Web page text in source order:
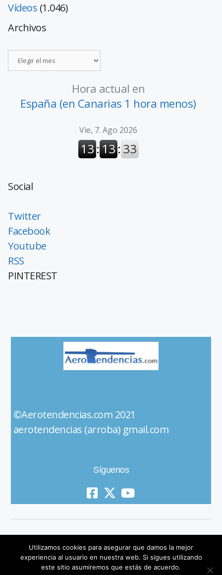
Vídeos (1.046)
Archivos
Hora actual en
España (en Canarias 1 hora menos)
Social
Twitter
Facebook
Youtube
RSS
PINTEREST
©Aerotendencias.com 2021
aerotendencias (arroba) gmail.com
Síguenos
© 2019 All Rights Reserved
Utilizamos cookies para asegurar que damos la mejor
experiencia al usuario en nuestra web. Si sigues utilizando
este sitio asumiremos que estás de acuerdo.